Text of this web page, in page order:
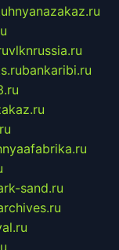
vlknrussia.ru
bankaribi.ru
sand.ru